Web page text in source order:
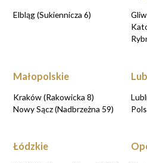
Elbląg (Sukiennicza 6)
Małopolskie
Kraków (Rakowicka 8)
Nowy Sącz (Nadbrzeżna 59)
Łódzkie